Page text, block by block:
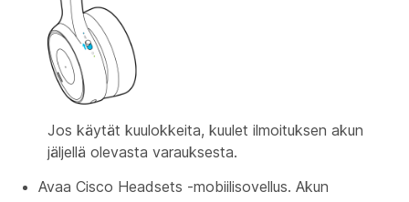
Jos käytät kuulokkeita, kuulet ilmoituksen akun
jäljellä olevasta varauksesta.
Avaa Cisco Headsets -mobiilisovellus. Akun